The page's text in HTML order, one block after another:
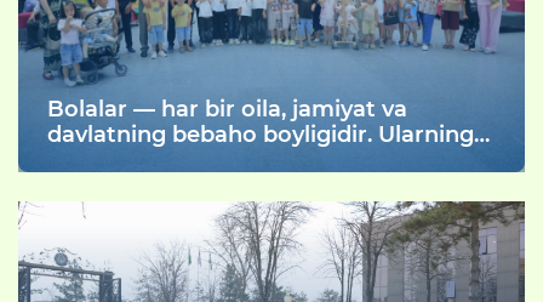
Bolalar — har bir oila, jamiyat va
davlatning bebaho boyligidir. Ularning
hisoblanadi. Shu bois dunyoning ko‘plab
davlatlarida 1-iyun sanasi Xalqaro
bolalarni himoya qilish kuni sifatida
keng nishonlanadi